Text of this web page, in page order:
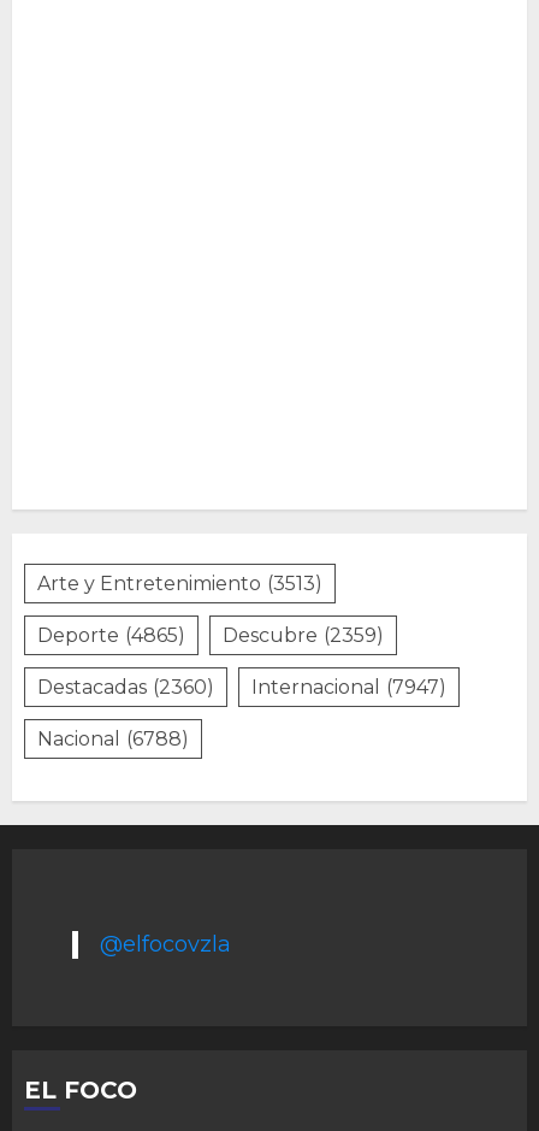
Arte y Entretenimiento (3513)
Deporte (4865) Descubre (2359)
Destacadas (2360) Internacional (7947)
Nacional (6788)
@elfocovzla
EL FOCO